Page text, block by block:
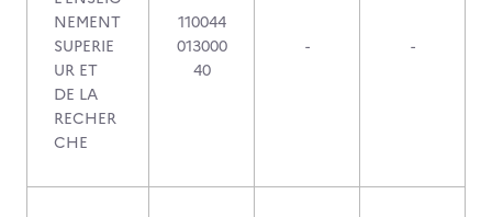
NEMENT
SUPERIE
UR ET
DE LA
RECHER
CHE
110044
013000
40
- -